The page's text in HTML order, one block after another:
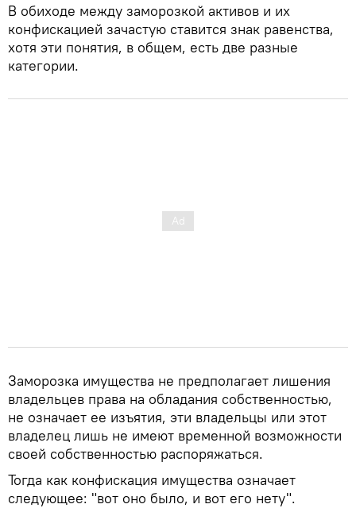
В обиходе между заморозкой активов и их
конфискацией зачастую ставится знак равенства,
хотя эти понятия, в общем, есть две разные
категории.
Заморозка имущества не предполагает лишения
владельцев права на обладания собственностью,
не означает ее изъятия, эти владельцы или этот
владелец лишь не имеют временной возможности
своей собственностью распоряжаться.
Тогда как конфискация имущества означает
следующее: "вот оно было, и вот его нету".